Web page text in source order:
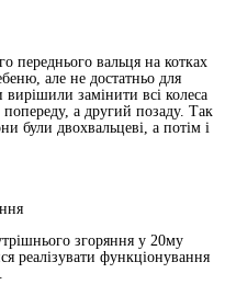
переднього вальця на котках
але не достатньо для
вирішили замінити всі колеса
а другий позаду. Так
були двохвальцеві, а потім і
згоряння у 20му
реалізувати функціонування